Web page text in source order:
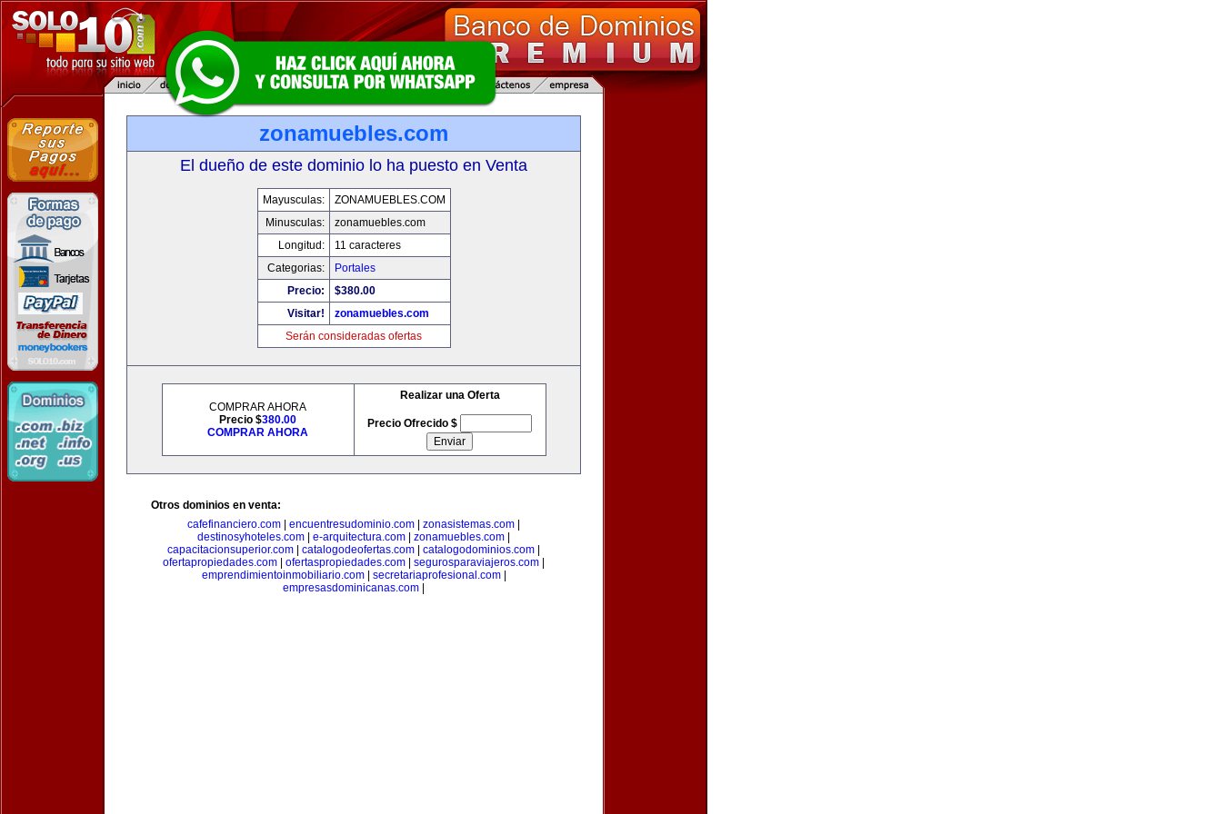
zonamuebles.com
El dueño de este dominio lo ha puesto en Venta
Mayusculas:
ZONAMUEBLES.COM
Minusculas:
zonamuebles.com
Longitud:
11 caracteres
Categorias:
Portales
Precio:
$380.00
Visitar!
zonamuebles.com
Serán consideradas ofertas
COMPRAR AHORA
Precio $380.00
COMPRAR AHORA
Realizar una Oferta
Precio Ofrecido $
Otros dominios en venta:
cafefinanciero.com
encuentresudominio.com zonasistemas.com
destinosyhoteles.com
e-arquitectura.com zonamuebles.com
capacitacionsuperior.com
catalogodeofertas.com catalogodominios.com
ofertapropiedades.com
ofertaspropiedades.com segurosparaviajeros.com
emprendimientoinmobiliario.com| secretariaprofesional.com|
empresasdominicanas.com